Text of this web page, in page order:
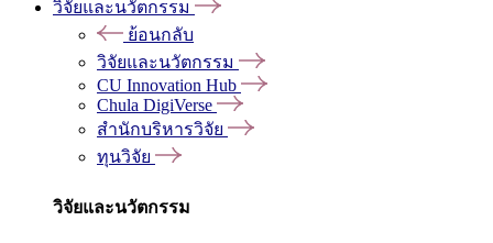
วิจัยและนวัตกรรม
ย้อนกลับ
วิจัยและนวัตกรรม
CU Innovation Hub
Chula DigiVerse
สำนักบริหารวิจัย
ทุนวิจัย
วิจัยและนวัตกรรม